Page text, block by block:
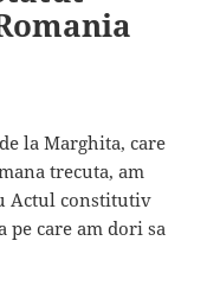
la Marghita, care
trecuta, am
Actul constitutiv
care am dori sa